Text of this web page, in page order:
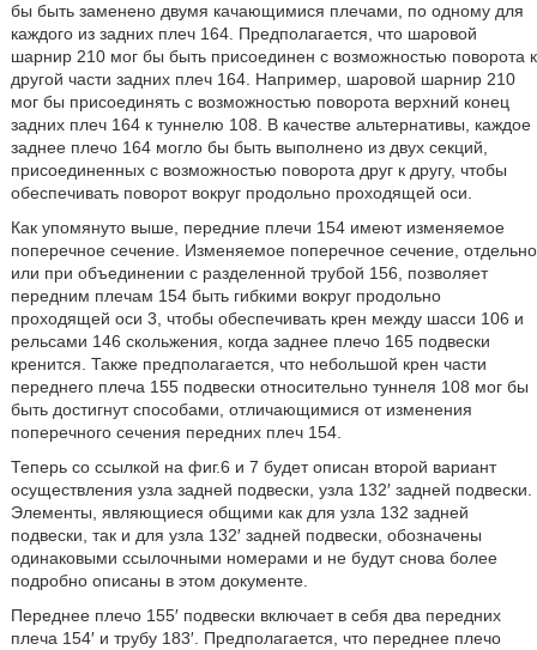
бы быть заменено двумя качающимися плечами, по одному для
каждого из задних плеч 164. Предполагается, что шаровой
шарнир 210 мог бы быть присоединен с возможностью поворота к
другой части задних плеч 164. Например, шаровой шарнир 210
мог бы присоединять с возможностью поворота верхний конец
задних плеч 164 к туннелю 108. В качестве альтернативы, каждое
заднее плечо 164 могло бы быть выполнено из двух секций,
присоединенных с возможностью поворота друг к другу, чтобы
обеспечивать поворот вокруг продольно проходящей оси.
Как упомянуто выше, передние плечи 154 имеют изменяемое
поперечное сечение. Изменяемое поперечное сечение, отдельно
или при объединении с разделенной трубой 156, позволяет
передним плечам 154 быть гибкими вокруг продольно
проходящей оси 3, чтобы обеспечивать крен между шасси 106 и
рельсами 146 скольжения, когда заднее плечо 165 подвески
кренится. Также предполагается, что небольшой крен части
переднего плеча 155 подвески относительно туннеля 108 мог бы
быть достигнут способами, отличающимися от изменения
поперечного сечения передних плеч 154.
Теперь со ссылкой на фиг.6 и 7 будет описан второй вариант
осуществления узла задней подвески, узла 132′ задней подвески.
Элементы, являющиеся общими как для узла 132 задней
подвески, так и для узла 132′ задней подвески, обозначены
одинаковыми ссылочными номерами и не будут снова более
подробно описаны в этом документе.
Переднее плечо 155′ подвески включает в себя два передних
плеча 154′ и трубу 183′. Предполагается, что переднее плечо